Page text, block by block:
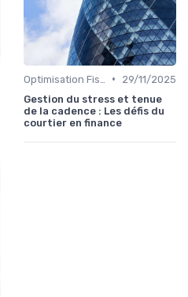
•
29/11/2025
Gestion du stress et tenue
de la cadence : Les défis du
courtier en finance